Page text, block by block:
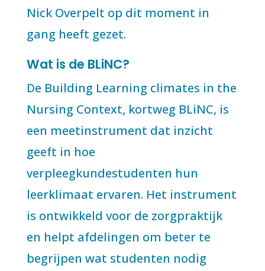
Nick Overpelt op dit moment in
gang heeft gezet.
Wat is de BLiNC?
De Building Learning climates in the
Nursing Context, kortweg BLiNC, is
een meetinstrument dat inzicht
geeft in hoe
verpleegkundestudenten hun
leerklimaat ervaren. Het instrument
is ontwikkeld voor de zorgpraktijk
en helpt afdelingen om beter te
begrijpen wat studenten nodig